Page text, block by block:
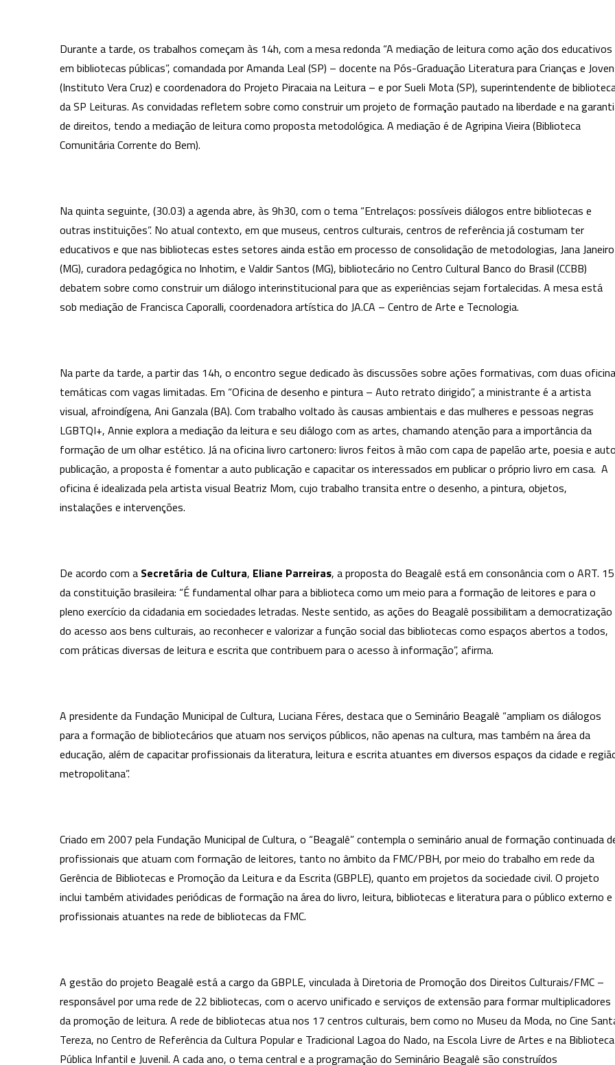
Durante a tarde, os trabalhos começam às 14h, com a mesa redonda “A mediação de leitura como ação dos educativos
em bibliotecas públicas”, comandada por Amanda Leal (SP) – docente na Pós-Graduação Literatura para Crianças e
(Instituto Vera Cruz) e coordenadora do Projeto Piracaia na Leitura – e por Sueli Mota (SP), superintendente de
da SP Leituras. As convidadas refletem sobre como construir um projeto de formação pautado na liberdade e na
de direitos, tendo a mediação de leitura como proposta metodológica. A mediação é de Agripina Vieira (Biblioteca
Comunitária Corrente do Bem).
Na quinta seguinte, (30.03) a agenda abre, às 9h30, com o tema “Entrelaços: possíveis diálogos entre bibliotecas e
outras instituições”. No atual contexto, em que museus, centros culturais, centros de referência já costumam ter
educativos e que nas bibliotecas estes setores ainda estão em processo de consolidação de metodologias, Jana Janeiro
(MG), curadora pedagógica no Inhotim, e Valdir Santos (MG), bibliotecário no Centro Cultural Banco do Brasil (CCBB)
debatem sobre como construir um diálogo interinstitucional para que as experiências sejam fortalecidas. A mesa está
sob mediação de Francisca Caporalli, coordenadora artística do JA.CA – Centro de Arte e Tecnologia.
Na parte da tarde, a partir das 14h, o encontro segue dedicado às discussões sobre ações formativas, com duas
temáticas com vagas limitadas. Em “Oficina de desenho e pintura – Auto retrato dirigido”, a ministrante é a artista
visual, afroindígena, Ani Ganzala (BA). Com trabalho voltado às causas ambientais e das mulheres e pessoas negras
LGBTQI+, Annie explora a mediação da leitura e seu diálogo com as artes, chamando atenção para a importância da
formação de um olhar estético. Já na oficina livro cartonero: livros feitos à mão com capa de papelão arte, poesia e
publicação, a proposta é fomentar a auto publicação e capacitar os interessados em publicar o próprio livro em casa. A
oficina é idealizada pela artista visual Beatriz Mom, cujo trabalho transita entre o desenho, a pintura, objetos,
instalações e intervenções.
De acordo com a Secretária de Cultura, Eliane Parreiras, a proposta do Beagalê está em consonância com o ART. 15
da constituição brasileira: “É fundamental olhar para a biblioteca como um meio para a formação de leitores e para o
pleno exercício da cidadania em sociedades letradas. Neste sentido, as ações do Beagalê possibilitam a democratização
do acesso aos bens culturais, ao reconhecer e valorizar a função social das bibliotecas como espaços abertos a todos,
com práticas diversas de leitura e escrita que contribuem para o acesso à informação”, afirma.
A presidente da Fundação Municipal de Cultura, Luciana Féres, destaca que o Seminário Beagalê “ampliam os diálogos
para a formação de bibliotecários que atuam nos serviços públicos, não apenas na cultura, mas também na área da
educação, além de capacitar profissionais da literatura, leitura e escrita atuantes em diversos espaços da cidade e
metropolitana”.
Criado em 2007 pela Fundação Municipal de Cultura, o “Beagalê” contempla o seminário anual de formação continuada
profissionais que atuam com formação de leitores, tanto no âmbito da FMC/PBH, por meio do trabalho em rede da
Gerência de Bibliotecas e Promoção da Leitura e da Escrita (GBPLE), quanto em projetos da sociedade civil. O projeto
inclui também atividades periódicas de formação na área do livro, leitura, bibliotecas e literatura para o público externo e
profissionais atuantes na rede de bibliotecas da FMC.
A gestão do projeto Beagalê está a cargo da GBPLE, vinculada à Diretoria de Promoção dos Direitos Culturais/FMC –
responsável por uma rede de 22 bibliotecas, com o acervo unificado e serviços de extensão para formar multiplicadores
da promoção de leitura. A rede de bibliotecas atua nos 17 centros culturais, bem como no Museu da Moda, no Cine
Tereza, no Centro de Referência da Cultura Popular e Tradicional Lagoa do Nado, na Escola Livre de Artes e na Biblioteca
Pública Infantil e Juvenil. A cada ano, o tema central e a programação do Seminário Beagalê são construídos